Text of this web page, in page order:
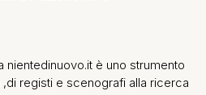
nientedinuovo.it è uno strumento
registi e scenografi alla ricerca